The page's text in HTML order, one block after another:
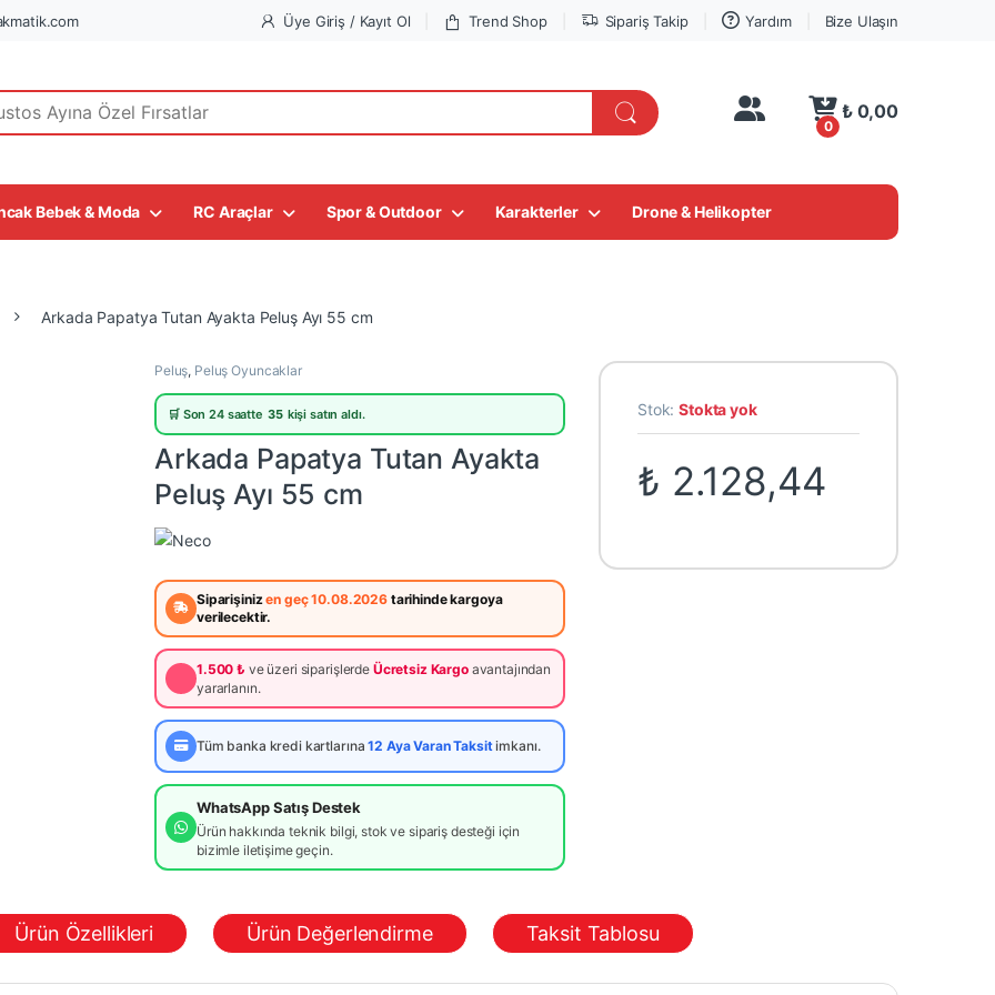
Üye Giriş / Kayıt Ol Trend Shop Sipariş Takip Yardım Bize Ulaşın
My Account
0
₺0,00
Bebek & Moda RC Araçlar Spor & Outdoor Karakterler Drone & Helikopter
Arkada Papatya Tutan Ayakta Peluş Ayı 55 cm
Peluş, Peluş Oyuncaklar
🛒 Son 24 saatte 35 kişi satın aldı.
Arkada Papatya Tutan Ayakta
Peluş Ayı 55 cm
Siparişinizen geç 10.08.2026tarihinde kargoya
verilecektir.
1.500 ₺ ve üzeri siparişlerde Ücretsiz Kargoavantajından
yararlanın.
Tüm banka kredi kartlarına12 Aya Varan Taksitimkanı.
WhatsApp Satış Destek
Ürün hakkında teknik bilgi, stok ve sipariş desteği için
bizimle iletişime geçin.
Stok:Stokta yok
₺ 2.128,44
Ürün Özellikleri Ürün Değerlendirme Taksit Tablosu